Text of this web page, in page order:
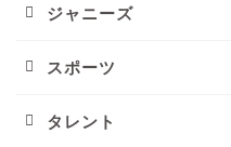
ジャニーズ
スポーツ
タレント